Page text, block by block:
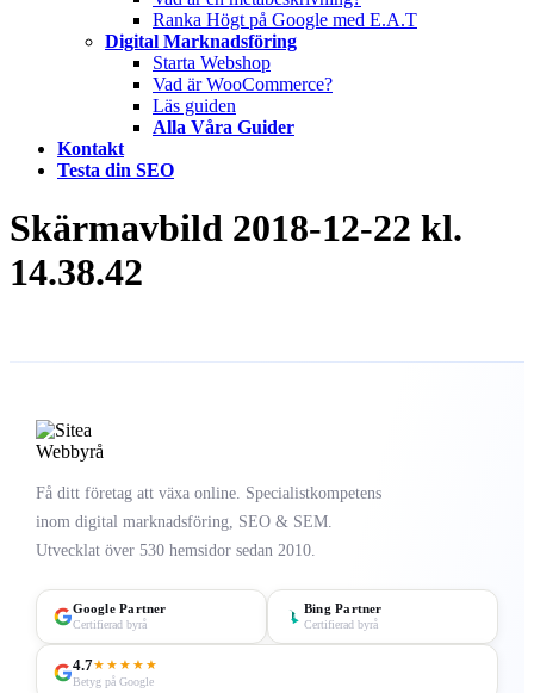
Ranka Högt på Google med E.A.T
Digital Marknadsföring
Starta Webshop
Vad är WooCommerce?
Läs guiden
Alla Våra Guider
Kontakt
Testa din SEO
Skärmavbild 2018-12-22 kl.
14.38.42
Få ditt företag att växa online. Specialistkompetens
inom digital marknadsföring, SEO & SEM.
Utvecklat över 530 hemsidor sedan 2010.
Google Partner
Certifierad byrå
Bing Partner
Certifierad byrå
4.7★★★★★
Betyg på Google